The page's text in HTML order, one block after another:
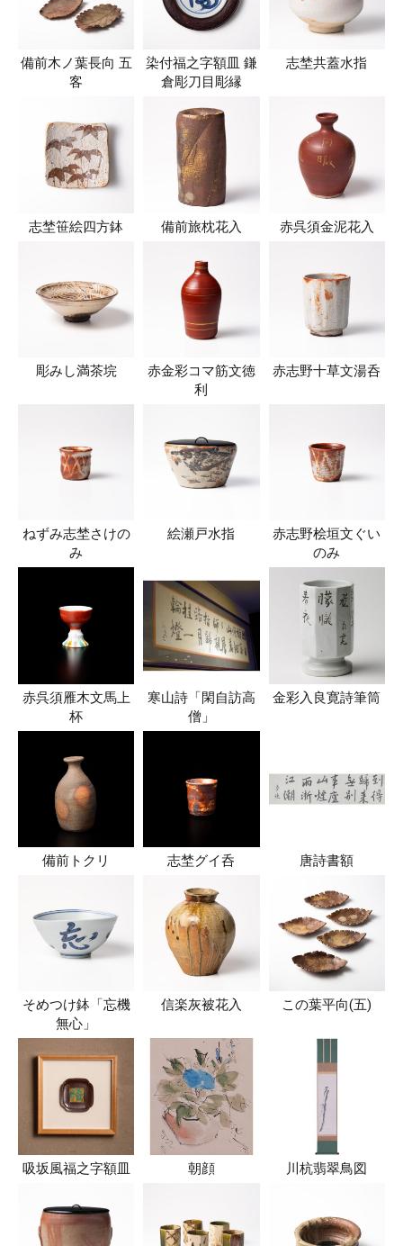
備前木ノ葉長向 五
客
染付福之字額皿 鎌
倉彫刀目彫縁
志埜共蓋水指
志埜笹絵四方鉢 備前旅枕花入 赤呉須金泥花入
彫みし満茶垸
赤金彩コマ筋文徳
利
赤志野十草文湯呑
ねずみ志埜さけの
み
絵瀬戸水指
赤志野桧垣文ぐい
のみ
赤呉須雁木文馬上
杯
寒山詩「閑自訪高
僧」
金彩入良寛詩筆筒
備前トクリ 志埜グイ呑 唐詩書額
そめつけ鉢「忘機
無心」
信楽灰被花入 この葉平向(五)
吸坂風福之字額皿 朝顔 川杭翡翠鳥図